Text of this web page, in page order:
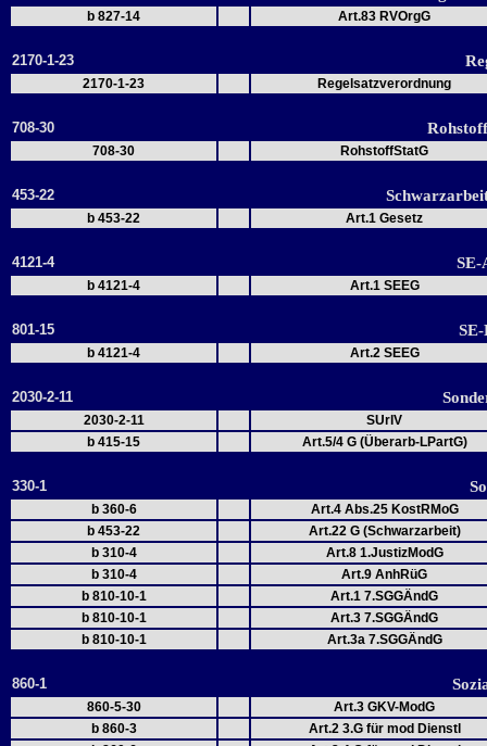
b 827-14 Art.83 RVOrgG
2170-1-23
2170-1-23 Regelsatzverordnung
708-30
708-30 RohstoffStatG
453-22
b 453-22 Art.1 Gesetz
4121-4 SE-
b 4121-4 Art.1 SEEG
801-15
b 4121-4 Art.2 SEEG
2030-2-11
2030-2-11
SUrlV
b 415-15
Art.5/4 G (Überarb-LPartG)
330-1
b 360-6
Art.4 Abs.25 KostRMoG
b 453-22
Art.22 G (Schwarzarbeit)
b 310-4
Art.8 1.JustizModG
b 310-4
Art.9 AnhRüG
b 810-10-1
Art.1 7.SGGÄndG
b 810-10-1
Art.3 7.SGGÄndG
b 810-10-1
Art.3a 7.SGGÄndG
860-1
860-5-30
Art.3 GKV-ModG
b 860-3
Art.2 3.G für mod Dienstl